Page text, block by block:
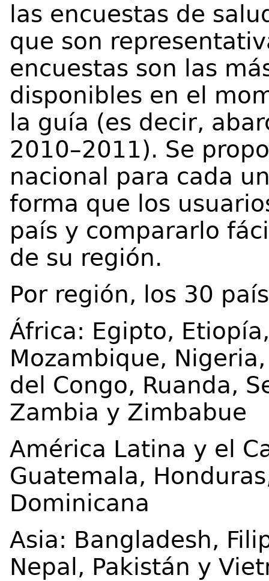
las encuestas de
que son
encuestas son las
disponibles en el
la guía (es decir,
2010–2011). Se
nacional para cada
forma que los
país y compararlo
de su región.
Por región, los 30
África: Egipto,
Mozambique,
del Congo, Ruanda,
Zambia y Zimbabue
América Latina y el
Guatemala,
Dominicana
Asia: Bangladesh,
Nepal, Pakistán y